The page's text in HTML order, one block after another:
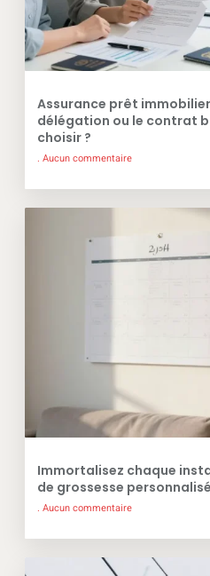
Assurance prêt
délégation ou le contrat
choisir ?
Aucun commentaire
Immortalisez chaque
de grossesse personnalisé
Aucun commentaire